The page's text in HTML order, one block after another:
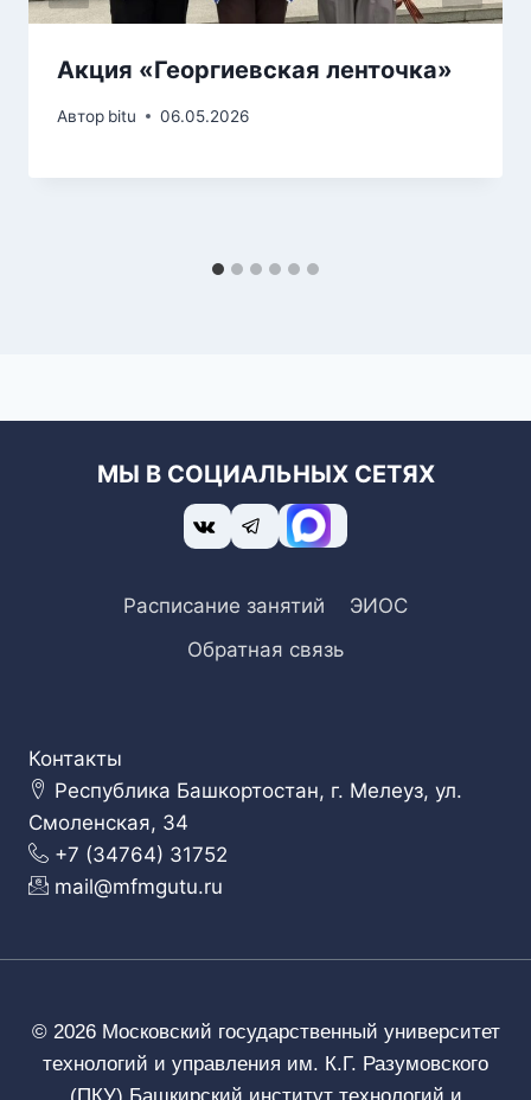
Акция «Георгиевская ленточка»
Автор bitu 06.05.2026
МЫ В СОЦИАЛЬНЫХ СЕТЯХ
Расписание занятий
ЭИОС
Обратная связь
Контакты
Республика Башкортостан, г. Мелеуз, ул.
Смоленская, 34
+7 (34764) 31752
mail@mfmgutu.ru
© 2026 Московский государственный университет
технологий и управления им. К.Г. Разумовского